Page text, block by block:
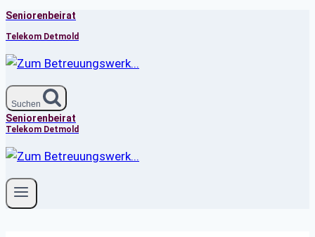
Zum
Inhalt
springen
Seniorenbeirat
Telekom Detmold
Suchen
Seniorenbeirat
Telekom Detmold